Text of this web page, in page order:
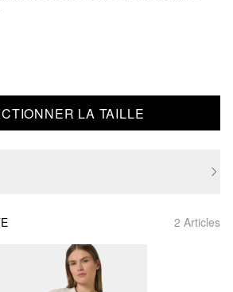
LA TAILLE
2 Articles